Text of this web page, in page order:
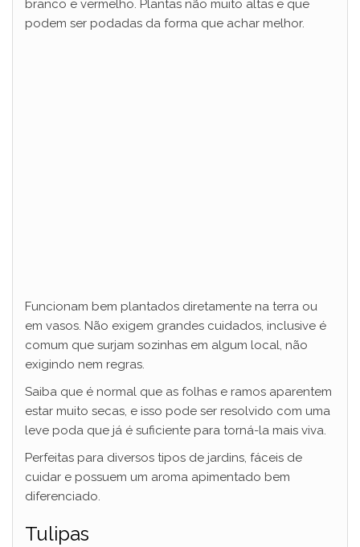
branco e vermelho. Plantas não muito altas e que
podem ser podadas da forma que achar melhor.
Funcionam bem plantados diretamente na terra ou
em vasos. Não exigem grandes cuidados, inclusive é
comum que surjam sozinhas em algum local, não
exigindo nem regras.
Saiba que é normal que as folhas e ramos aparentem
estar muito secas, e isso pode ser resolvido com uma
leve poda que já é suficiente para torná-la mais viva.
Perfeitas para diversos tipos de jardins, fáceis de
cuidar e possuem um aroma apimentado bem
diferenciado.
Tulipas